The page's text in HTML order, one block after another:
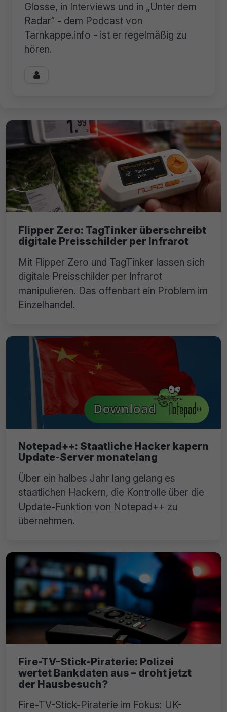
Glosse, in Interviews und in „Unter dem
Radar“ - dem Podcast von
Tarnkappe.info - ist er regelmäßig zu
hören.

Flipper Zero: TagTinker überschreibt
digitale Preisschilder per Infrarot
Mit Flipper Zero und TagTinker lassen sich
digitale Preisschilder per Infrarot
manipulieren. Das offenbart ein Problem im
Einzelhandel.
Notepad++: Staatliche Hacker kapern
Update-Server monatelang
Über ein halbes Jahr lang gelang es
staatlichen Hackern, die Kontrolle über die
Update-Funktion von Notepad++ zu
übernehmen.
Fire-TV-Stick-Piraterie: Polizei
wertet Bankdaten aus – droht jetzt
der Hausbesuch?
Fire-TV-Stick-Piraterie im Fokus: UK-